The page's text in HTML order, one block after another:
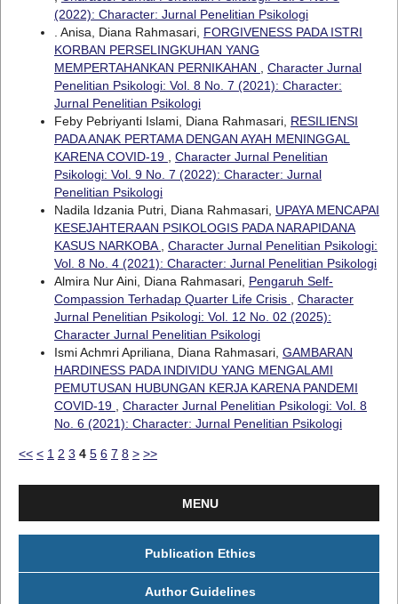
(2022): Character: Jurnal Penelitian Psikologi
. Anisa, Diana Rahmasari, FORGIVENESS PADA ISTRI
KORBAN PERSELINGKUHAN YANG
MEMPERTAHANKAN PERNIKAHAN
Character Jurnal
Penelitian Psikologi: Vol. 8 No. 7 (2021): Character:
Jurnal Penelitian Psikologi
Feby Pebriyanti Islami, Diana Rahmasari, RESILIENSI
PADA ANAK PERTAMA DENGAN AYAH MENINGGAL
KARENA COVID-19
Character Jurnal Penelitian
Psikologi: Vol. 9 No. 7 (2022): Character: Jurnal
Penelitian Psikologi
Nadila Idzania Putri, Diana Rahmasari, UPAYA MENCAPAI
KESEJAHTERAAN PSIKOLOGIS PADA NARAPIDANA
KASUS NARKOBA
Character Jurnal Penelitian Psikologi:
Vol. 8 No. 4 (2021): Character: Jurnal Penelitian Psikologi
Almira Nur Aini, Diana Rahmasari, Pengaruh Self-
Compassion Terhadap Quarter Life Crisis
Character
Jurnal Penelitian Psikologi: Vol. 12 No. 02 (2025):
Character Jurnal Penelitian Psikologi
Ismi Achmri Apriliana, Diana Rahmasari, GAMBARAN
HARDINESS PADA INDIVIDU YANG MENGALAMI
PEMUTUSAN HUBUNGAN KERJA KARENA PANDEMI
COVID-19
Character Jurnal Penelitian Psikologi: Vol. 8
No. 6 (2021): Character: Jurnal Penelitian Psikologi
<< < 1 2 3 4 5 6 7 8 > >>
MENU
Publication Ethics
Author Guidelines